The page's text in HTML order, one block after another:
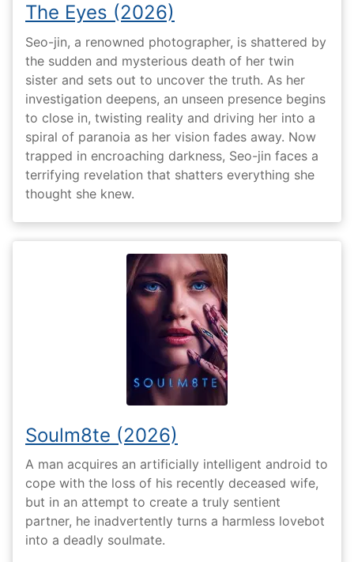
The Eyes (2026)
Seo-jin, a renowned photographer, is shattered by
the sudden and mysterious death of her twin
sister and sets out to uncover the truth. As her
investigation deepens, an unseen presence begins
to close in, twisting reality and driving her into a
spiral of paranoia as her vision fades away. Now
trapped in encroaching darkness, Seo-jin faces a
terrifying revelation that shatters everything she
thought she knew.
Soulm8te (2026)
A man acquires an artificially intelligent android to
cope with the loss of his recently deceased wife,
but in an attempt to create a truly sentient
partner, he inadvertently turns a harmless lovebot
into a deadly soulmate.